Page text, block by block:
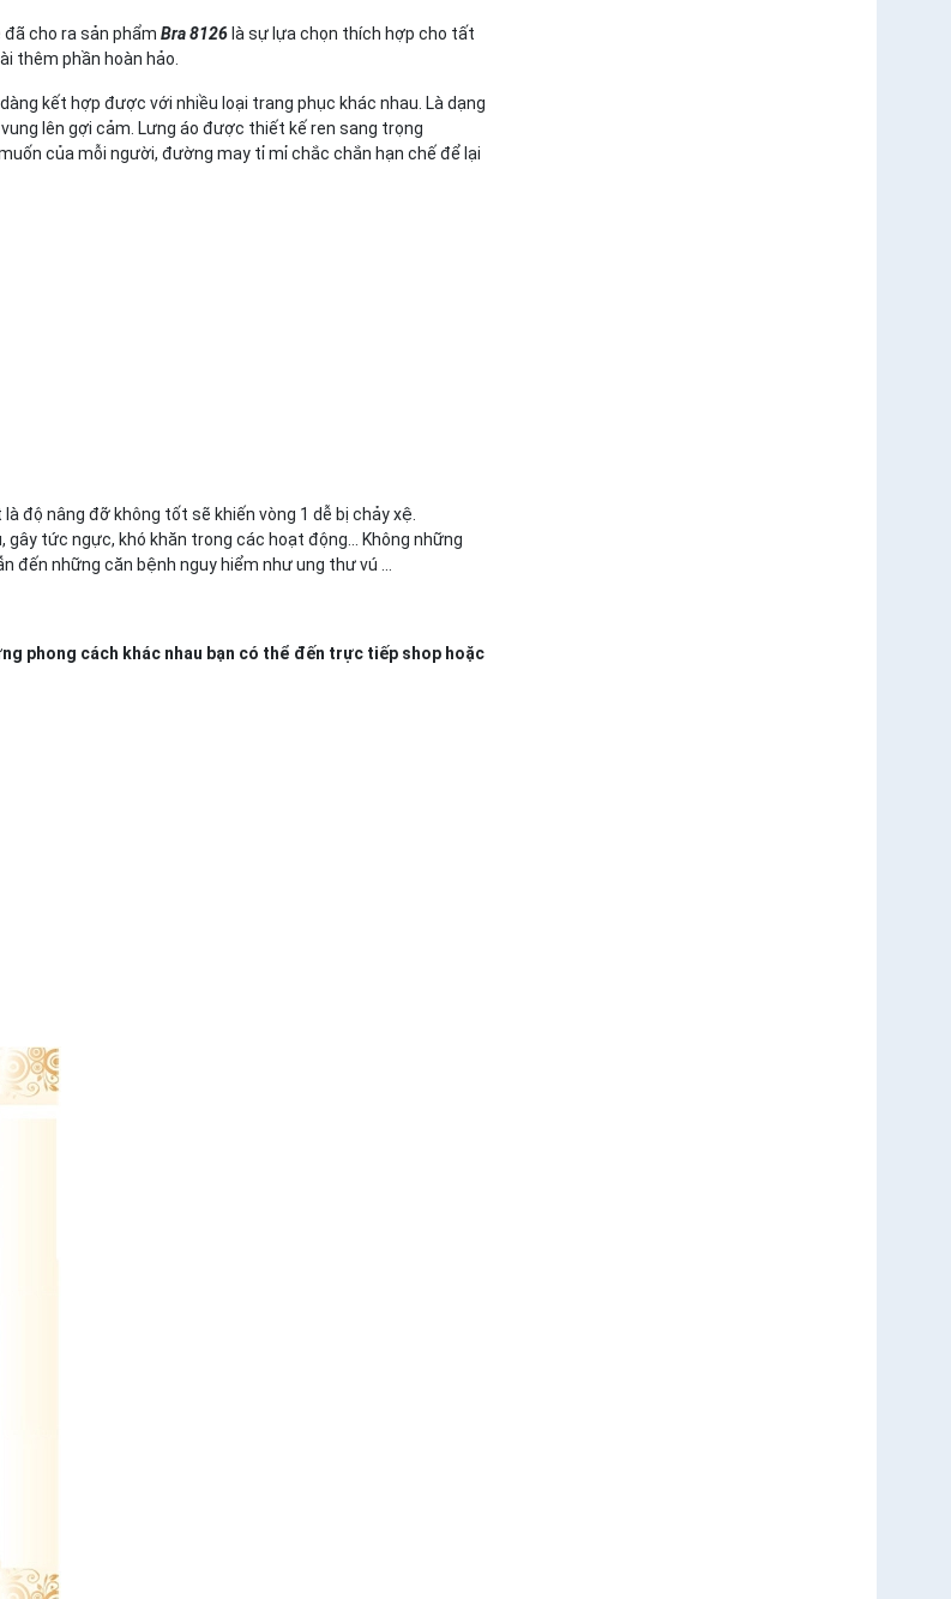
cho ra sản phẩm Bra 8126 là sự lựa chọn thích hợp cho tất
thêm phần hoàn hảo.
kết hợp được với nhiều loại trang phục khác nhau. Là dạng
lên gợi cảm. Lưng áo được thiết kế ren sang trọng
của mỗi người, đường may tỉ mỉ chắc chắn hạn chế để lại
độ nâng đỡ không tốt sẽ khiến vòng 1 dễ bị chảy xệ.
tức ngực, khó khăn trong các hoạt động... Không những
những căn bệnh nguy hiểm như ung thư vú ...
phong cách khác nhau bạn có thể đến trực tiếp shop hoặc